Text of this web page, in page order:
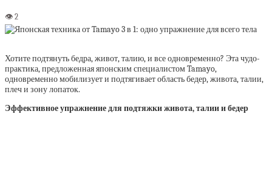
Хотите подтянуть бедра, живот, талию, и все одновременно? Эта чудо-
практика, предложенная японским специалистом Tamayo,
одновременно мобилизует и подтягивает область бедер, живота, талии,
плеч и зону лопаток.
Эффективное упражнение для подтяжки живота, талии и бедер